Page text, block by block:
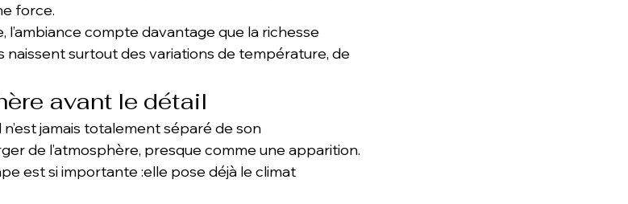
force.
compte davantage que la richesse
naissent surtout des variations de température, de
avant le détail
n’est jamais totalement séparé de son
de l’atmosphère, presque comme une apparition.
est si importante :elle pose déjà le climat